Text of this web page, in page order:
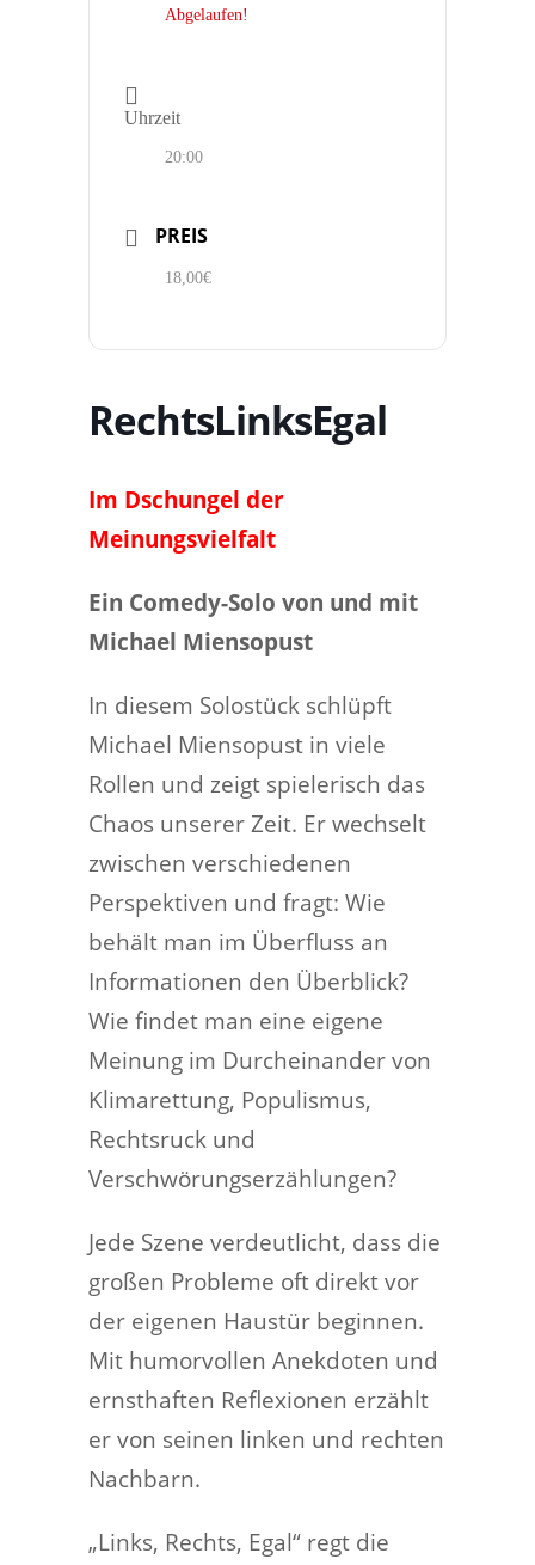
Abgelaufen!
Uhrzeit
20:00
PREIS
18,00€
RechtsLinksEgal
Im Dschungel der
Meinungsvielfalt
Ein Comedy-Solo von und mit
Michael Miensopust
In diesem Solostück schlüpft
Michael Miensopust in viele
Rollen und zeigt spielerisch das
Chaos unserer Zeit. Er wechselt
zwischen verschiedenen
Perspektiven und fragt: Wie
behält man im Überfluss an
Informationen den Überblick?
Wie findet man eine eigene
Meinung im Durcheinander von
Klimarettung, Populismus,
Rechtsruck und
Verschwörungserzählungen?
Jede Szene verdeutlicht, dass die
großen Probleme oft direkt vor
der eigenen Haustür beginnen.
Mit humorvollen Anekdoten und
ernsthaften Reflexionen erzählt
er von seinen linken und rechten
Nachbarn.
„Links, Rechts, Egal“ regt die